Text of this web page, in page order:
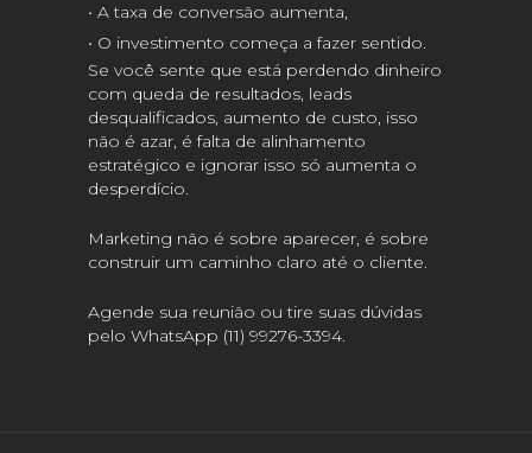
• A taxa de conversão aumenta,
• O investimento começa a fazer sentido.
Se você sente que está perdendo dinheiro
com queda de resultados, leads
desqualificados, aumento de custo, isso
não é azar, é falta de alinhamento
estratégico e ignorar isso só aumenta o
desperdício.
Marketing não é sobre aparecer, é sobre
construir um caminho claro até o cliente.
Agende sua reunião ou tire suas dúvidas
pelo WhatsApp (11) 99276-3394.